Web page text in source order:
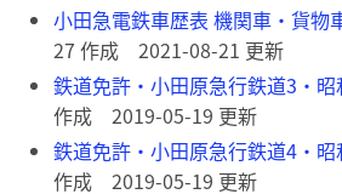
小田急電鉄車歴表 機関車・貨物
27 作成 2021-08-21 更新
鉄道免許・小田原急行鉄道3・昭
作成 2019-05-19 更新
鉄道免許・小田原急行鉄道4・昭
作成 2019-05-19 更新